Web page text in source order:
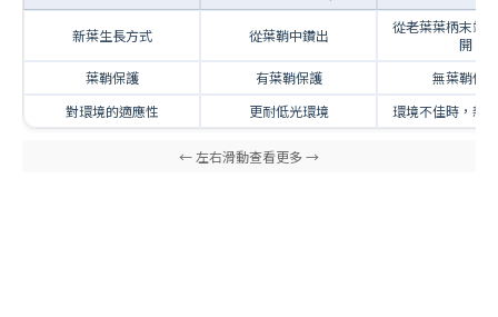
新葉生長方式 從葉鞘中鑽出
從老葉葉柄末端
開
葉鞘保護
有葉鞘保護
無葉鞘保護
對環境的適應性
更耐低光環境 環境不佳時，新